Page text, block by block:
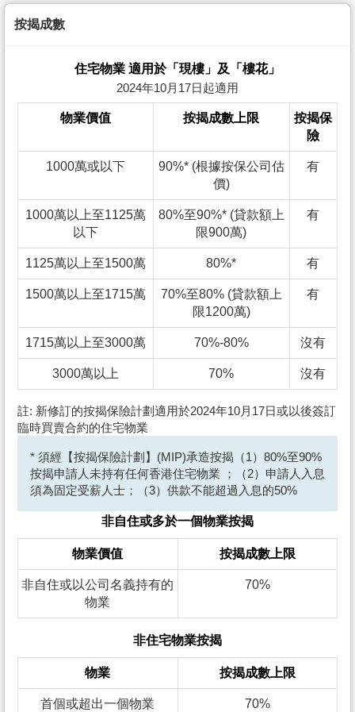
按揭成數
住宅物業 適用於「現樓」及「樓花」
2024年10月17日起適用
物業價值 按揭成數上限
按揭保
險
1000萬或以下
90%* (根據按保公司估
價)
有
1000萬以上至1125萬
以下
80%至90%* (貸款額上
限900萬)
有
1125萬以上至1500萬 80%* 有
1500萬以上至1715萬
70%至80% (貸款額上
限1200萬)
有
1715萬以上至3000萬 70%-80% 沒有
3000萬以上 70% 沒有
註: 新修訂的按揭保險計劃適用於2024年10月17日或以後簽訂
臨時買賣合約的住宅物業
* 須經【按揭保險計劃】(MIP)承造按揭（1）80%至90%
按揭申請人未持有任何香港住宅物業 ；（2）申請人入息
須為固定受薪人士；（3）供款不能超過入息的50%
非自住或多於一個物業按揭
物業價值 按揭成數上限
非自住或以公司名義持有的
物業
70%
非住宅物業按揭
物業 按揭成數上限
首個或超出一個物業 70%